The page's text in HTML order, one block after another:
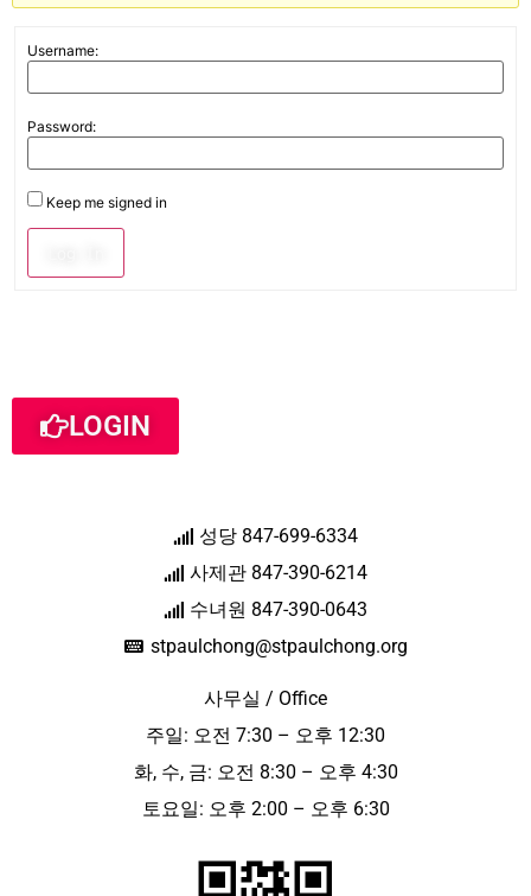
Username:
Password:
Keep me signed in
LOGIN
성당 847-699-6334
사제관 847-390-6214
수녀원 847-390-0643
stpaulchong@stpaulchong.org
사무실 / Office
주일: 오전 7:30 – 오후 12:30
화, 수, 금: 오전 8:30 – 오후 4:30
토요일: 오후 2:00 – 오후 6:30